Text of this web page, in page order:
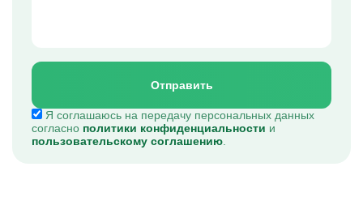
Отправить
Я соглашаюсь на передачу персональных данных
согласно политики конфиденциальности и
пользовательскому соглашению